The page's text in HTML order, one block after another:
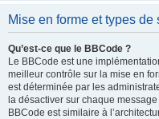
Mise en forme et types de
Qu’est-ce que le BBCode ?
Le BBCode est une
meilleur contrôle sur la mise en
est déterminée par les
la désactiver sur chaque
BBCode est similaire à